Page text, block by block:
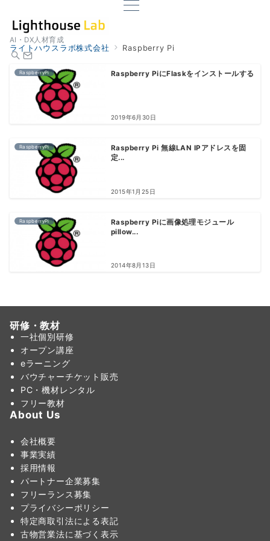
AI・DX人材育成
ライトハウスラボ株式会社 Raspberry Pi
RaspberryPi Raspberry PiにFlaskをインストールする
2019年6月30日
RaspberryPi
Raspberry Pi 無線LAN IPアドレスを固
定...
2015年1月25日
RaspberryPi
Raspberry Piに画像処理モジュール
pillow...
2014年8月13日
研修・教材
一社個別研修
オープン講座
eラーニング
バウチャーチケット販売
PC・機材レンタル
フリー教材
About Us
会社概要
事業実績
採用情報
パートナー企業募集
フリーランス募集
プライバシーポリシー
特定商取引法による表記
古物営業法に基づく表示